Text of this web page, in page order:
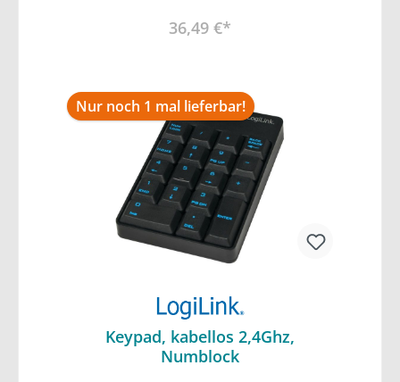
36,49 €*
Nur noch 1 mal lieferbar!
Keypad, kabellos 2,4Ghz,
Numblock